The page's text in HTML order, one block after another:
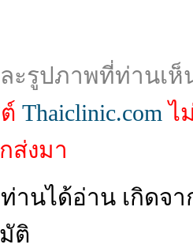
ะรูปภาพที่ท่านเห็
Thaiclinic.com ไ
ส่งมา
านได้อ่าน เกิดจ
ติ